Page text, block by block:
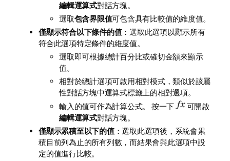
編輯運算式對話方塊。
選取包含界限值可包含具有比較值的維度值。
僅顯示符合以下條件的值：選取此選項以顯示所有
符合此選項特定條件的維度值。
選取即可根據總計百分比或確切金額來顯示
值。
相對於總計選項可啟用相對模式，類似於該屬
性對話方塊中運算式標籤上的相對選項。
輸入的值可作為計算公式。 按一下
可開啟
編輯運算式對話方塊。
僅顯示累積至以下的值：選取此選項後，系統會累
積目前列為止的所有列數，而結果會與此選項中設
定的值進行比較。